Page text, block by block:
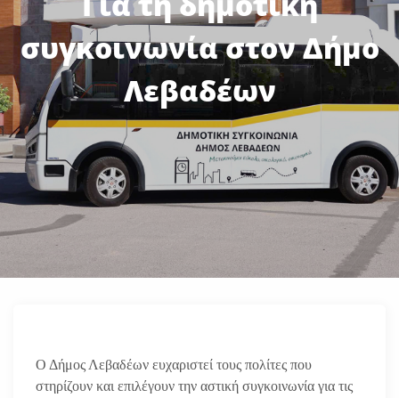
συγκοινωνία στον Δήμο
Λεβαδέων
Ο Δήμος Λεβαδέων ευχαριστεί τους πολίτες που
στηρίζουν και επιλέγουν την αστική συγκοινωνία για τις